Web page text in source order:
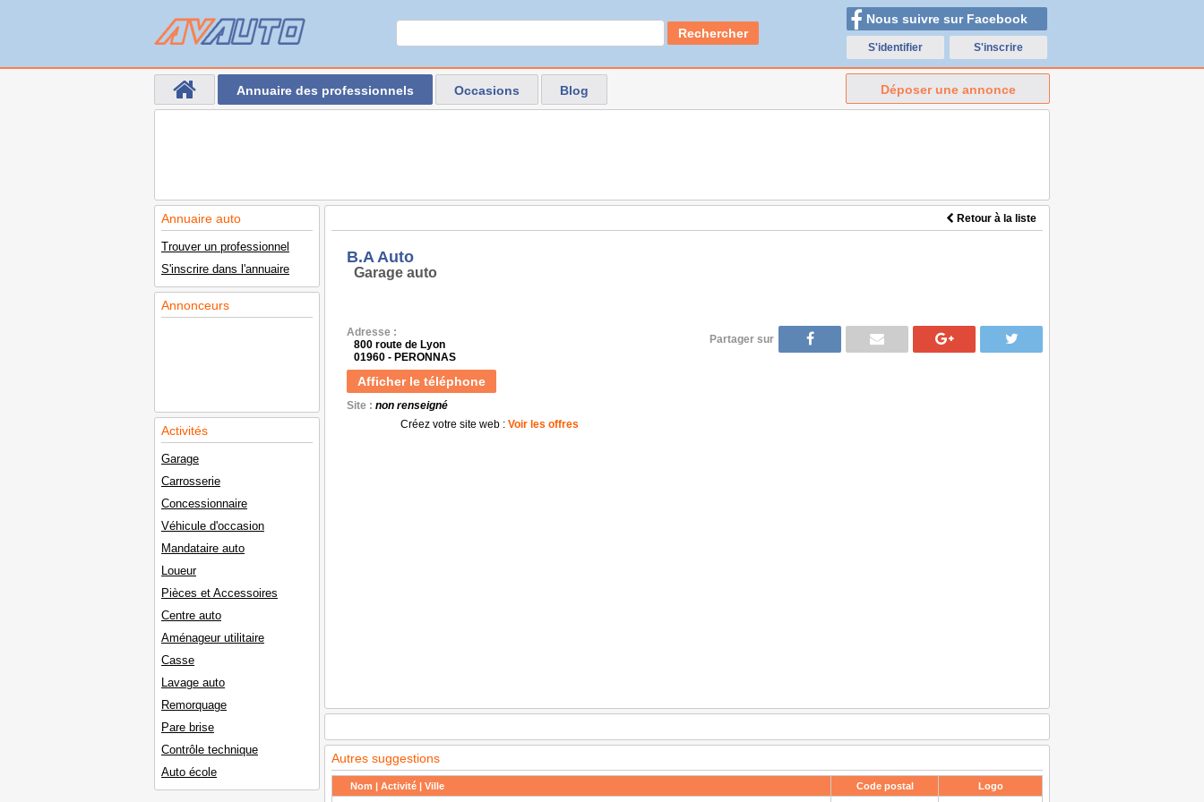
Rechercher
Nous suivre sur Facebook
S'identifier S'inscrire
Annuaire des professionnels Occasions Blog Déposer une annonce
Annuaire auto
Trouver un professionnel
S'inscrire dans l'annuaire
Annonceurs
Activités
Garage
Carrosserie
Concessionnaire
Véhicule d'occasion
Mandataire auto
Loueur
Pièces et Accessoires
Centre auto
Aménageur utilitaire
Casse
Lavage auto
Remorquage
Pare brise
Contrôle technique
Auto école
Retour à la liste
B.A Auto
Garage auto
Adresse :
800 route de Lyon
01960 - PERONNAS
Afficher le téléphone
Site : non renseigné
Créez votre site web : Voir les offres
Partager sur
Autres suggestions
Nom | Activité | Ville Code postal Logo